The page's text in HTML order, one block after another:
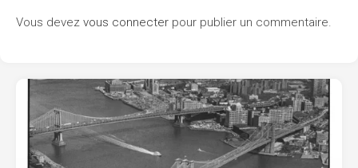
Vous devez vous connecter pour publier un commentaire.